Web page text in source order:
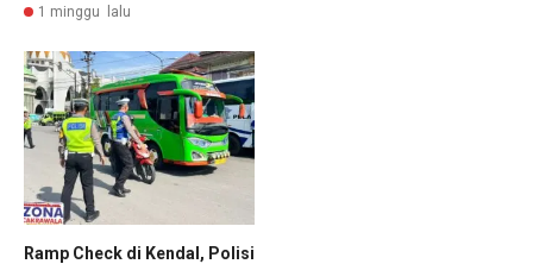
1 minggu lalu
Ramp Check di Kendal, Polisi